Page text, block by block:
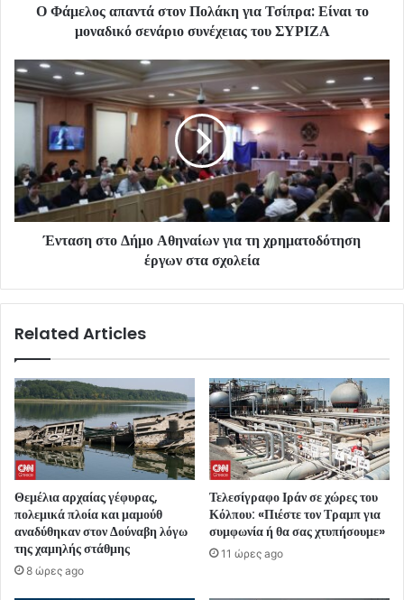
Ο Φάμελος απαντά στον Πολάκη για Τσίπρα: Είναι το
μοναδικό σενάριο συνέχειας του ΣΥΡΙΖΑ
Ένταση στο Δήμο Αθηναίων για τη χρηματοδότηση
έργων στα σχολεία
Related Articles
Θεμέλια αρχαίας γέφυρας,
πολεμικά πλοία και μαμούθ
αναδύθηκαν στον Δούναβη λόγω
της χαμηλής στάθμης
8 ώρες ago
Τελεσίγραφο Ιράν σε χώρες του
Κόλπου: «Πιέστε τον Τραμπ για
συμφωνία ή θα σας χτυπήσουμε»
11 ώρες ago